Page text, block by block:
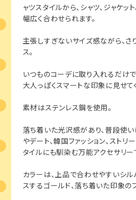
ャツスタイルから、シャツ、ジャケッ
幅広く合わせられます。
主張しすぎないサイズ感ながら、さ
ス。
いつものコーデに取り入れるだけで
大人っぽくスマートな印象に見せて
素材はステンレス鋼を使用。
落ち着いた光沢感があり、普段使い
やデート、韓国ファッション、ストリ
タイルにも馴染む万能アクセサリー
カラーは、上品で合わせやすいシル
スするゴールド、落ち着いた印象の